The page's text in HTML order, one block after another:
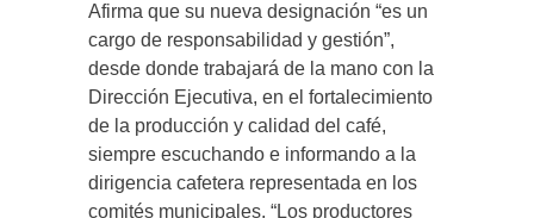
Afirma que su nueva designación “es un
cargo de responsabilidad y gestión”,
desde donde trabajará de la mano con la
Dirección Ejecutiva, en el fortalecimiento
de la producción y calidad del café,
siempre escuchando e informando a la
dirigencia cafetera representada en los
comités municipales. “Los productores